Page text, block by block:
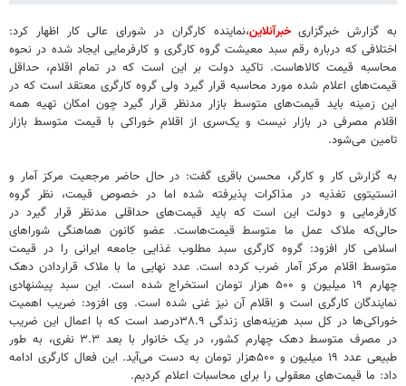
به گزارش خبرگزاریخبرآنلاین،نماینده کارگران در شورای عالی کار اظهار کرد:
اختلافی که درباره رقم سبد معیشت گروه کارگری و کارفرمایی ایجاد شده در نحوه
محاسبه قیمت کالاهاست. تاکید دولت بر این است که در تمام اقلام، حداقل
قیمت‌های اعلام شده مورد محاسبه قرار گیرد ولی گروه کارگری معتقد است که در
این زمینه باید قیمت‌های متوسط بازار مدنظر قرار گیرد چون امکان تهیه همه
اقلام مصرفی در بازار نیست و یک‌سری از اقلام خوراکی با قیمت‌ متوسط بازار
تامین می‌شود.
به گزارش کار و کارگر، محسن باقری گفت: در حال حاضر مرجعیت مرکز آمار و
انستیتوی تغذیه در مذاکرات پذیرفته شده اما در خصوص قیمت، نظر گروه
کارفرمایی و دولت این است که باید قیمت‌های حداقلی مدنظر قرار گیرد در
حالی‌که ملاک عمل ما متوسط قیمت‌هاست. عضو کانون هماهنگی شوراهای
اسلامی کار افزود: گروه کارگری سبد مطلوب غذایی جامعه ایرانی را در قیمت
متوسط اقلام مرکز آمار ضرب کرده است. عدد نهایی ما با ملاک قراردادن دهک
چهارم ۱۹ میلیون و ۵۰۰ هزار تومان استخراج شده است. این سبد پیشنهادی
نمایندگان کارگری است و اقلام آن نیز غنی شده است. وی افزود: ضریب اهمیت
خوراکی‌ها در کل سبد هزینه‌های زندگی ۳۸.۹درصد است که با اعمال این ضریب
در مصرف متوسط دهک چهارم کشور، در یک خانوار با بعد ۳.۳ نفری، به طور
طبیعی عدد ۱۹ میلیون و ۵۰۰هزار تومان به دست می‌آید. این فعال کارگری ادامه
داد: ما قیمت‌های معقولی را برای محاسبات اعلام کردیم.